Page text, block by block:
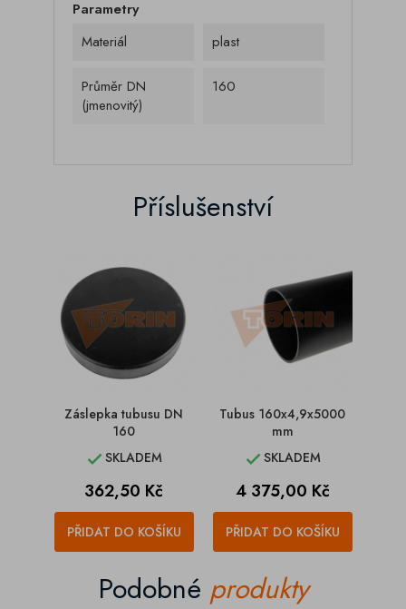
Parametry
Materiál
plast
Průměr DN
(jmenovitý)
160
Příslušenství
Záslepka tubusu DN
160
SKLADEM
Cena
362,50 Kč
PŘIDAT DO KOŠÍKU
Tubus 160x4,9x5000
mm
SKLADEM
Cena
4 375,00 Kč
PŘIDAT DO KOŠÍKU
Podobné produkty